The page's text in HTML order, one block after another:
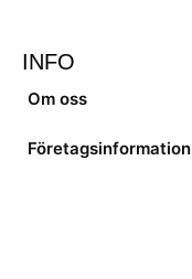
INFO
Om oss
Företagsinformation